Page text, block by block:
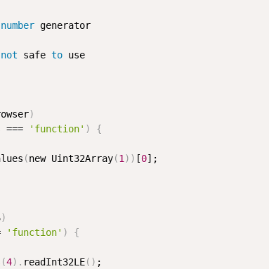
number generator
not safe to use
)
=== 'function' )
{
(new Uint32Array(1) ) [0];
)
'function' )
{
(4) . readInt32LE( ) ;